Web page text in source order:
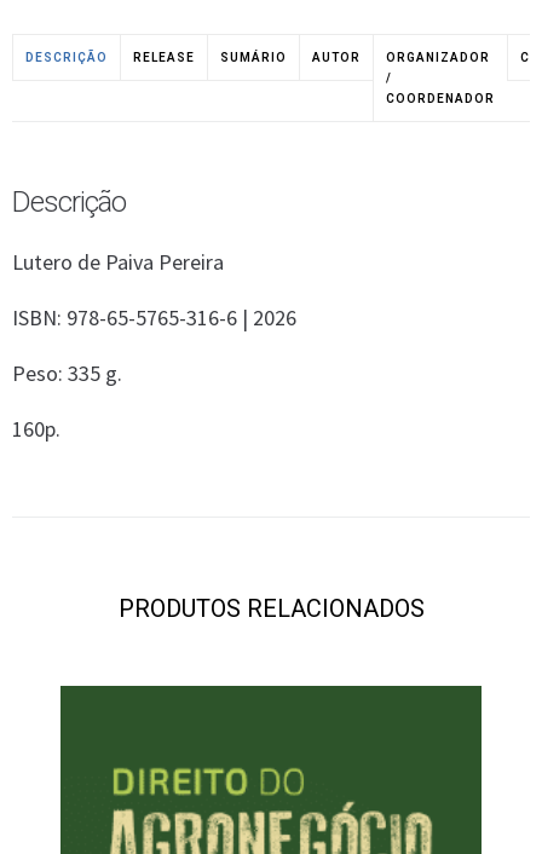
DESCRIÇÃO RELEASE SUMÁRIO AUTOR
ORGANIZADOR
/
COORDENADOR
Descrição
Lutero de Paiva Pereira
ISBN: 978-65-5765-316-6 | 2026
Peso: 335 g.
160p.
PRODUTOS RELACIONADOS